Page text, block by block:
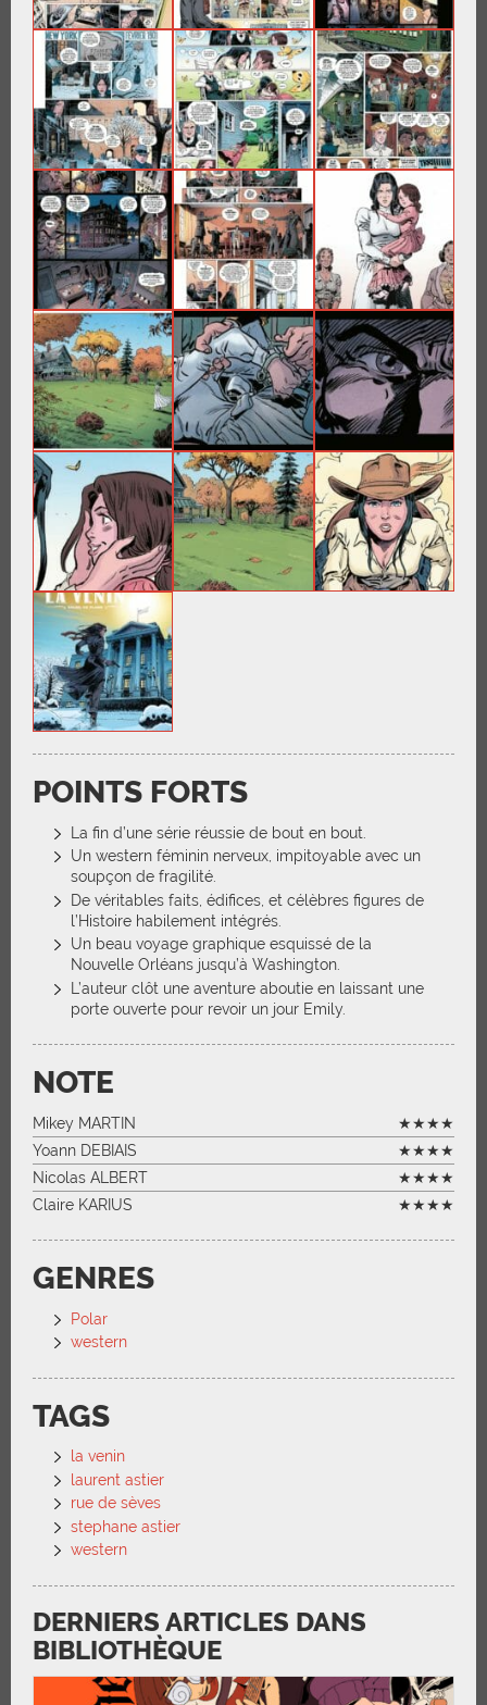
POINTS FORTS
La fin d’une série réussie de bout en bout.
Un western féminin nerveux, impitoyable avec un
soupçon de fragilité.
De véritables faits, édifices, et célèbres figures de
l’Histoire habilement intégrés.
Un beau voyage graphique esquissé de la
Nouvelle Orléans jusqu’à Washington.
L’auteur clôt une aventure aboutie en laissant une
porte ouverte pour revoir un jour Emily.
NOTE
Mikey MARTIN
★★★★
Yoann DEBIAIS
★★★★
Nicolas ALBERT
★★★★
Claire KARIUS
★★★★
GENRES
Polar
western
TAGS
la venin
laurent astier
rue de sèves
stephane astier
western
DERNIERS ARTICLES DANS
BIBLIOTHÈQUE